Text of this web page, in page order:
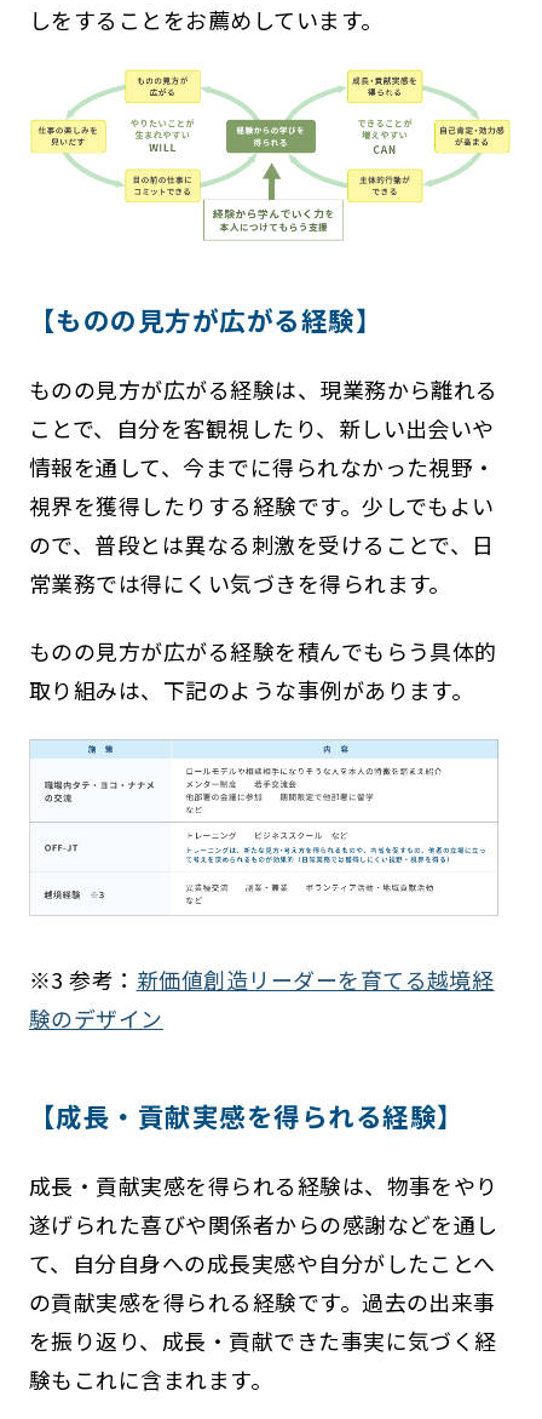
しをすることをお薦めしています。
【ものの見方が広がる経験】
ものの見方が広がる経験は、現業務から離れる
ことで、自分を客観視したり、新しい出会いや
情報を通して、今までに得られなかった視野・
視界を獲得したりする経験です。少しでもよい
ので、普段とは異なる刺激を受けることで、日
常業務では得にくい気づきを得られます。
ものの見方が広がる経験を積んでもらう具体的
取り組みは、下記のような事例があります。
※3 参考： 新価値創造リーダーを育てる越境経
験のデザイン
【成長・貢献実感を得られる経験】
成長・貢献実感を得られる経験は、物事をやり
遂げられた喜びや関係者からの感謝などを通し
て、自分自身への成長実感や自分がしたことへ
の貢献実感を得られる経験です。過去の出来事
を振り返り、成長・貢献できた事実に気づく経
験もこれに含まれます。